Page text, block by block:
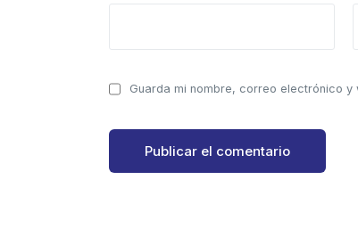
Guarda mi nombre, correo electrónico